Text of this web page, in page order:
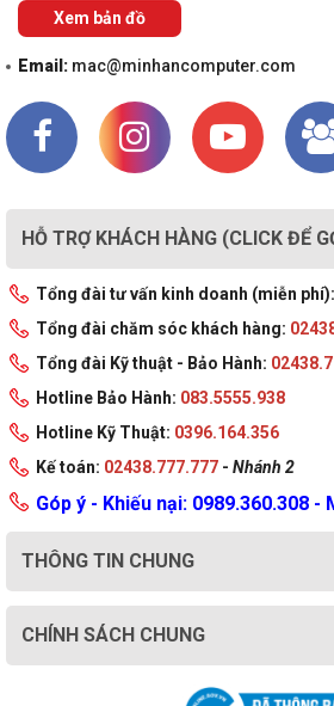
Xem bản đồ
Email: mac@minhancomputer.com
HỖ TRỢ KHÁCH HÀNG (CLICK ĐỂ
Tổng đài tư vấn kinh doanh (miễn phí):
Tổng đài chăm sóc khách hàng:
Tổng đài Kỹ thuật - Bảo Hành:
Hotline Bảo Hành: 083.5555.938
Hotline Kỹ Thuật: 0396.164.356
Kế toán: 02438.777.777 - Nhánh 2
Góp ý - Khiếu nại: 0989.360.308 -
THÔNG TIN CHUNG
CHÍNH SÁCH CHUNG